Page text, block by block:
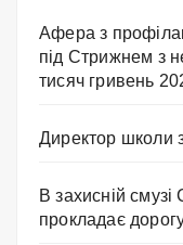
Афера з
під Стрижнем з
тисяч гривень
Директор школи
В захисній
прокладає